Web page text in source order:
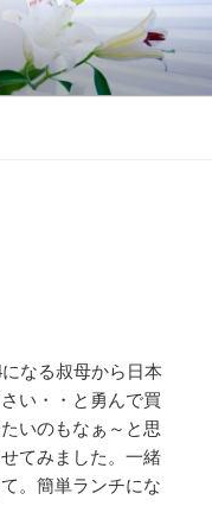
なる叔母から日本
い・・と勇んで買
いのもなぁ～と思
てみました。一緒
。簡単ランチにな